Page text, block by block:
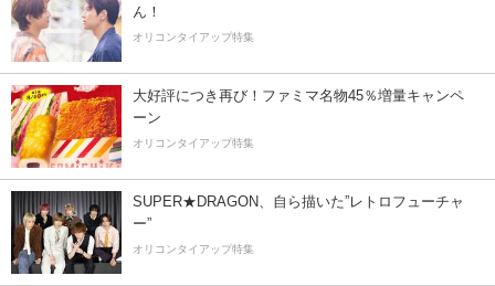
ん！
オリコンタイアップ特集
大好評につき再び！ファミマ名物45％増量キャンペ
ーン
オリコンタイアップ特集
SUPER★DRAGON、自ら描いた”レトロフューチャ
ー”
オリコンタイアップ特集